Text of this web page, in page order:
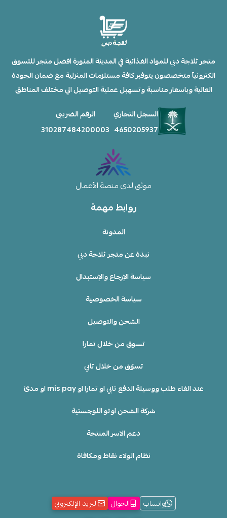
روابط مهمة
المدونة
نبذة عن متجر ثلاجة دبي
سياسة الإرجاع والإستبدال
سياسة الخصوصية
الشحن والتوصيل
تسوق من خلال تمارا
تسوّق من خلال تابي
عند الغاء طلب ووسيلة الدفع تابي او تمارا او mis pay او مدئ
شركة الشحن اوتو اللوجستية
دعم الاسر المنتجة
نظام الولاء نقاط ومكافاة
متجر ثلاجة دبي للمواد الغذائية في المدينة المنورة افضل متجر للتسوق
الكترونيآ متخصصون يتوفير كافة مستلزمات المنزلية مغ ضمان الجودة
العالية وباسعار مناسبة وتسهبل عملية التوصيل الي مختلف المناطق
السجل التجاري
4650205937
الرقم الضريبي
310287484200003
موثق لدى منصة الأعمال
واتساب الجوال البريد الإلكتروني